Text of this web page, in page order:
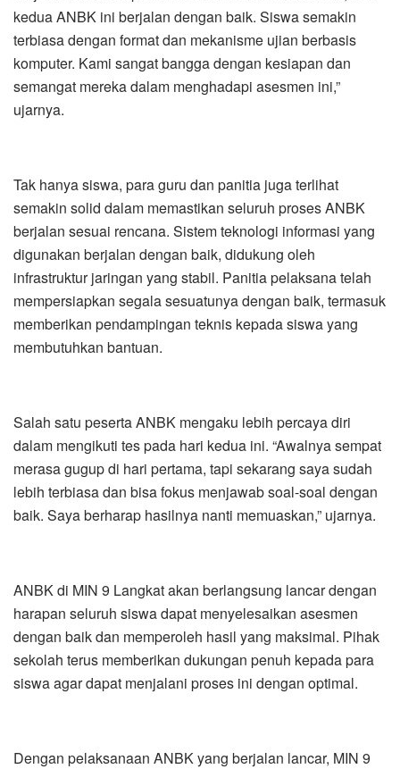
kedua ANBK ini berjalan dengan baik. Siswa semakin
terbiasa dengan format dan mekanisme ujian berbasis
komputer. Kami sangat bangga dengan kesiapan dan
semangat mereka dalam menghadapi asesmen ini,”
ujarnya.
Tak hanya siswa, para guru dan panitia juga terlihat
semakin solid dalam memastikan seluruh proses ANBK
berjalan sesuai rencana. Sistem teknologi informasi yang
digunakan berjalan dengan baik, didukung oleh
infrastruktur jaringan yang stabil. Panitia pelaksana telah
mempersiapkan segala sesuatunya dengan baik, termasuk
memberikan pendampingan teknis kepada siswa yang
membutuhkan bantuan.
Salah satu peserta ANBK mengaku lebih percaya diri
dalam mengikuti tes pada hari kedua ini. “Awalnya sempat
merasa gugup di hari pertama, tapi sekarang saya sudah
lebih terbiasa dan bisa fokus menjawab soal-soal dengan
baik. Saya berharap hasilnya nanti memuaskan,” ujarnya.
ANBK di MIN 9 Langkat akan berlangsung lancar dengan
harapan seluruh siswa dapat menyelesaikan asesmen
dengan baik dan memperoleh hasil yang maksimal. Pihak
sekolah terus memberikan dukungan penuh kepada para
siswa agar dapat menjalani proses ini dengan optimal.
Dengan pelaksanaan ANBK yang berjalan lancar, MIN 9